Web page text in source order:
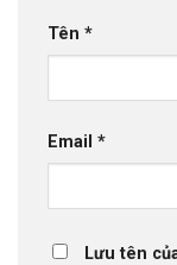
Tên *
Email *
Lưu tên